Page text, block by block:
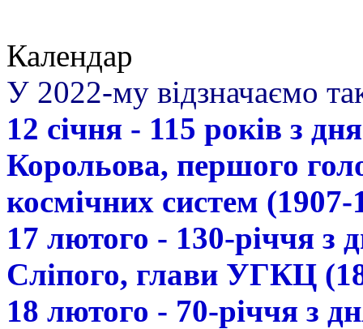
Календар
У 2022-му відзначаємо
12 січня - 115 років з
Корольова, першого
космічних систем (1907-
17 лютого - 130-річчя з
Сліпого, глави УГКЦ
18 лютого - 70-річчя з